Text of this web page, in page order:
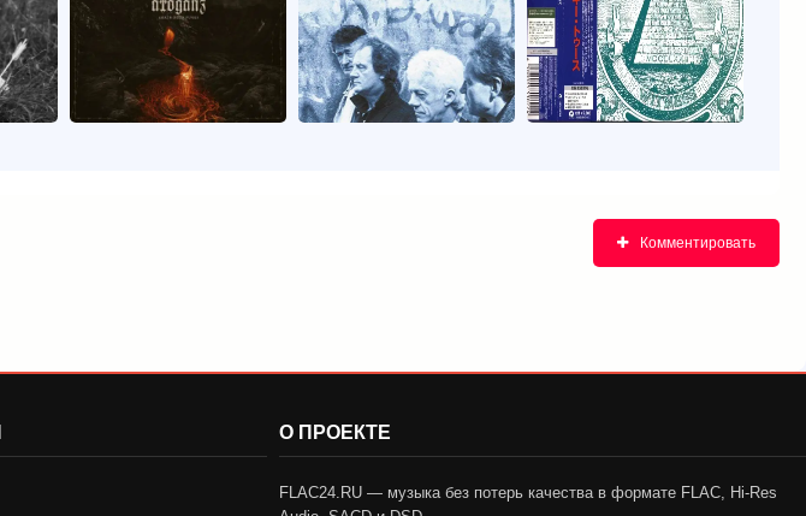
Комментировать
О ПРОЕКТЕ
FLAC24.RU — музыка без потерь качества в формате FLAC, Hi-Res